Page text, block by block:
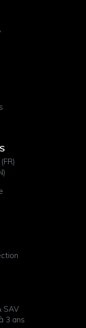
SAV
3 ans